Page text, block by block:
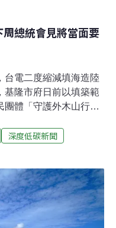
總統會見將當面要
台電二度縮減填海造陸
基隆市府日前以填築範
團體「守護外木山行動
同意後再續審。蠻野心
世界環境日（5日）
填築範圍變更 守護外木
和電廠燃重油機組預計
氣機組及第四天然氣接
發民間擔憂「活埋珊
深度低碳新聞